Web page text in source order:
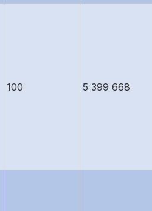
100 5 399 668